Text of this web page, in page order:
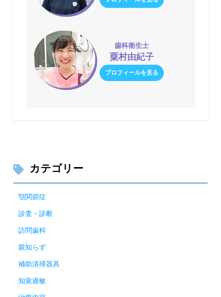
歯科衛生士
粟村由紀子
プロフィールを見る
カテゴリー
顎関節症
診査・診断
訪問歯科
親知らず
補助清掃器具
知覚過敏